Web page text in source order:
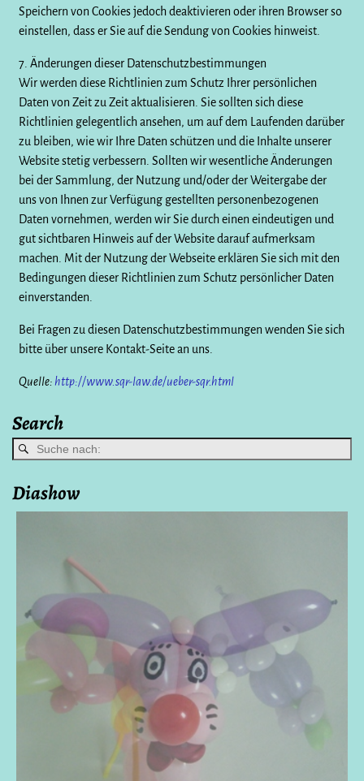
Speichern von Cookies jedoch deaktivieren oder ihren Browser so
einstellen, dass er Sie auf die Sendung von Cookies hinweist.
7. Änderungen dieser Datenschutzbestimmungen
Wir werden diese Richtlinien zum Schutz Ihrer persönlichen
Daten von Zeit zu Zeit aktualisieren. Sie sollten sich diese
Richtlinien gelegentlich ansehen, um auf dem Laufenden darüber
zu bleiben, wie wir Ihre Daten schützen und die Inhalte unserer
Website stetig verbessern. Sollten wir wesentliche Änderungen
bei der Sammlung, der Nutzung und/oder der Weitergabe der
uns von Ihnen zur Verfügung gestellten personenbezogenen
Daten vornehmen, werden wir Sie durch einen eindeutigen und
gut sichtbaren Hinweis auf der Website darauf aufmerksam
machen. Mit der Nutzung der Webseite erklären Sie sich mit den
Bedingungen dieser Richtlinien zum Schutz persönlicher Daten
einverstanden.
Bei Fragen zu diesen Datenschutzbestimmungen wenden Sie sich
bitte über unsere Kontakt-Seite an uns.
Quelle:http://www.sqr-law.de/ueber-sqr.html
Search
Diashow